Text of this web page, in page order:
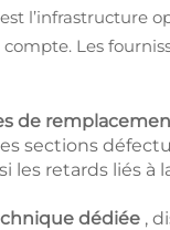
l’infrastructure
Les
de
sections
les retards liés à
dédiée ,